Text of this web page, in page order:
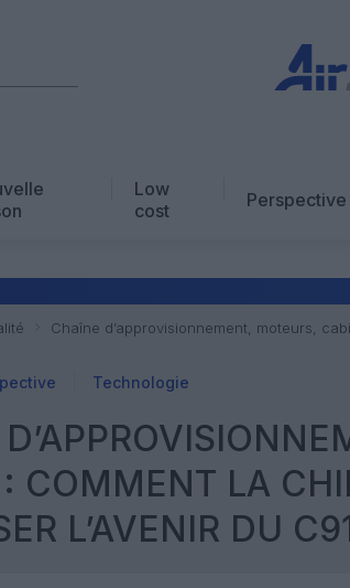
Low
cost
Perspective
Chaîne d’approvisionnement, moteurs,
Technologie
COMMENT LA
L’AVENIR DU